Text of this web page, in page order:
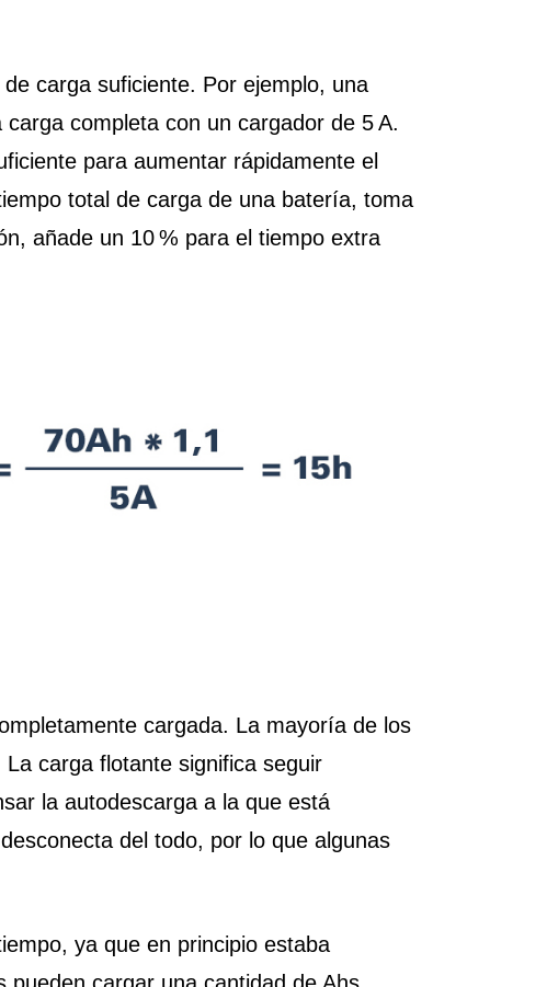
carga suficiente. Por ejemplo, una
completa con un cargador de 5 A.
para aumentar rápidamente el
total de carga de una batería, toma
añade un 10 % para el tiempo extra
cargada. La mayoría de los
carga flotante significa seguir
la autodescarga a la que está
del todo, por lo que algunas
ya que en principio estaba